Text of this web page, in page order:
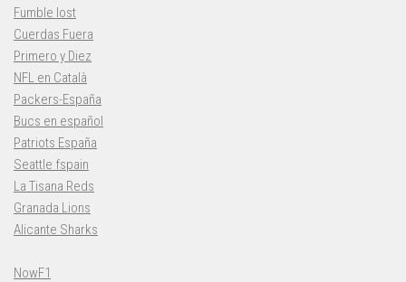
Fumble lost
Cuerdas Fuera
Primero y Diez
NFL en Català
Packers-España
Bucs en español
Patriots España
Seattle fspain
La Tisana Reds
Granada Lions
Alicante Sharks
NowF1